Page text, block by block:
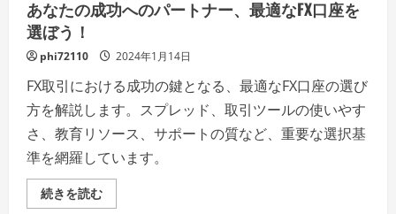
ご
だ
さ
い
あなたの成功へのパートナー、最適なFX口座を
選ぼう！
phi72110 2024年1月14日
FX取引における成功の鍵となる、最適なFX口座の選び
方を解説します。スプレッド、取引ツールの使いやす
さ、教育リソース、サポートの質など、重要な選択基
準を網羅しています。
続きを読むあ
な